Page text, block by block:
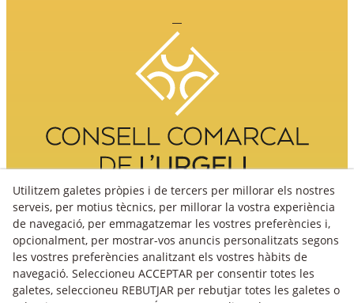
Utilitzem galetes pròpies i de tercers per millorar els nostres
serveis, per motius tècnics, per millorar la vostra experiència
de navegació, per emmagatzemar les vostres preferències i,
opcionalment, per mostrar-vos anuncis personalitzats segons
les vostres preferències analitzant els vostres hàbits de
navegació. Seleccioneu ACCEPTAR per consentir totes les
galetes, seleccioneu REBUTJAR per rebutjar totes les galetes o